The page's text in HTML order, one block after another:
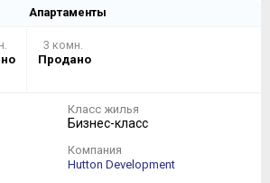
Апартаменты
3 комн.
Продано
Класс жилья
Бизнес-класс
Компания
Hutton Development